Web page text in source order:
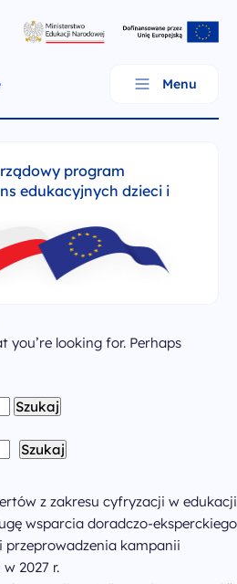
Rozwoju Społecznego
Menu
program
edukacyjnych dzieci i
you’re looking for. Perhaps
Szukaj
z zakresu cyfryzacji w edukacji
wsparcia doradczo-eksperckiego
kampanii
2027 r.